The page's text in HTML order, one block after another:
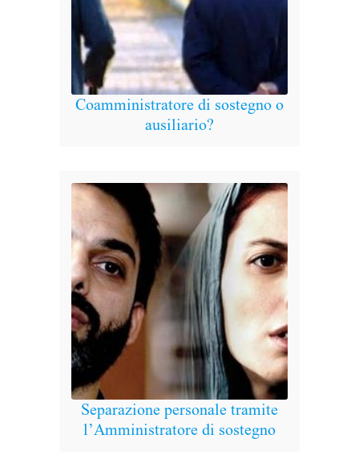
Coamministratore di sostegno o
ausiliario?
Separazione personale tramite
l’Amministratore di sostegno